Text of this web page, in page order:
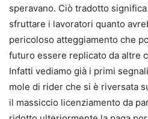
speravano. Ciò tradotto
sfruttare i lavoratori quanto
pericoloso atteggiamento che
futuro essere replicato da altre
Infatti vediamo già i primi
mole di rider che si è riversata
il massiccio licenziamento da